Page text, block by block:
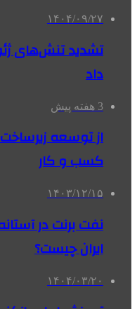
۱۴۰۴/۰۹/۲۷
تشدید تنش‌های
داد
3 هفته پیش
از توسعه
کسب و کار
۱۴۰۳/۱۲/۱۵
ایران چیست؟
۱۴۰۴/۰۳/۲۰